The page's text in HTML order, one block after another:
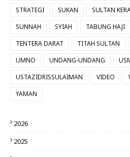
STRATEGI
SUKAN
SULTAN
SUNNAH
SYIAH TABUNG HAJI
TENTERA DARAT
TITAH SULTAN
UMNO
UNDANG-UNDANG
USTAZIDRISSULAIMAN
VIDEO
YAMAN
2026
2025